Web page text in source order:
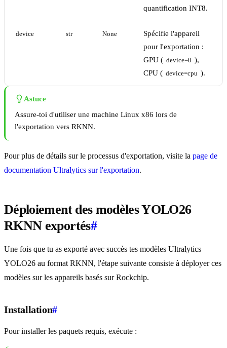
quantification INT8.
device str None
Spécifie l'appareil
pour l'exportation :
GPU ( device=0 ),
CPU ( device=cpu ).
Astuce
Assure-toi d'utiliser une machine Linux x86 lors de
l'exportation vers RKNN.
Pour plus de détails sur le processus d'exportation, visite la page de
documentation Ultralytics sur l'exportation.
Déploiement des modèles YOLO26
RKNN exportés#
Une fois que tu as exporté avec succès tes modèles Ultralytics
YOLO26 au format RKNN, l'étape suivante consiste à déployer ces
modèles sur les appareils basés sur Rockchip.
Installation#
Pour installer les paquets requis, exécute :